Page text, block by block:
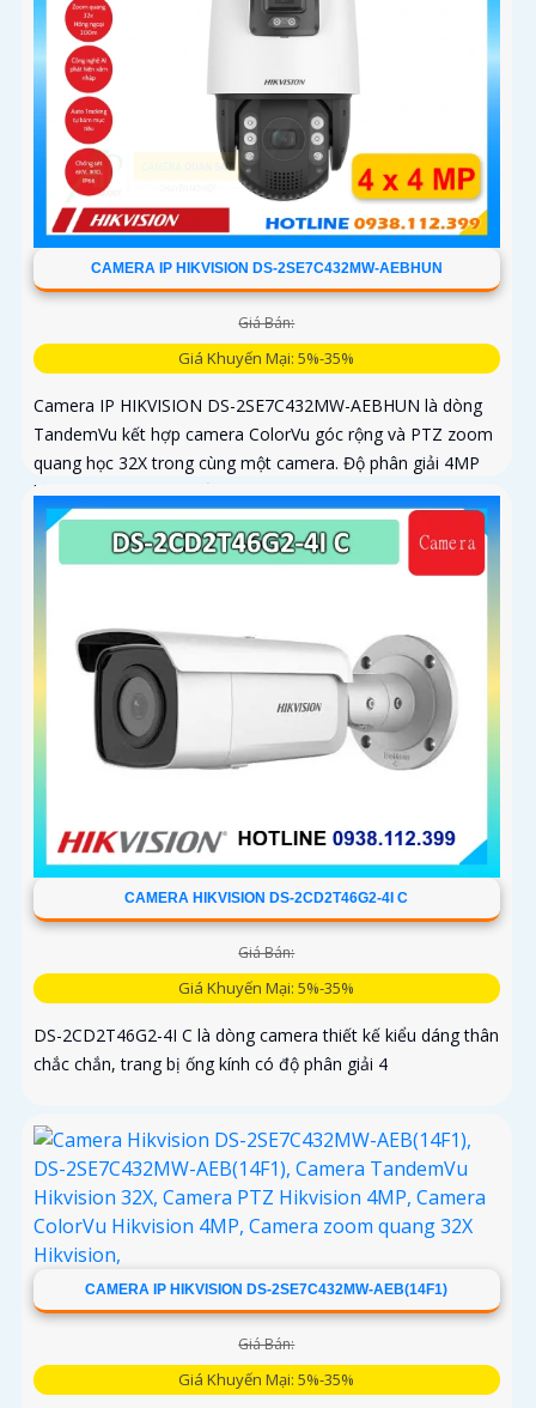
CAMERA IP HIKVISION DS-2SE7C432MW-AEBHUN
Giá Bán:
Giá Khuyến Mại: 5%-35%
Camera IP HIKVISION DS-2SE7C432MW-AEBHUN là dòng
TandemVu kết hợp camera ColorVu góc rộng và PTZ zoom
quang học 32X trong cùng một camera. Độ phân giải 4MP
hồng ngoại 200m chuẩn nén H
CAMERA HIKVISION DS-2CD2T46G2-4I C
Giá Bán:
Giá Khuyến Mại: 5%-35%
DS-2CD2T46G2-4I C là dòng camera thiết kế kiểu dáng thân
chắc chắn, trang bị ống kính có độ phân giải 4
CAMERA IP HIKVISION DS-2SE7C432MW-AEB(14F1)
Giá Bán:
Giá Khuyến Mại: 5%-35%